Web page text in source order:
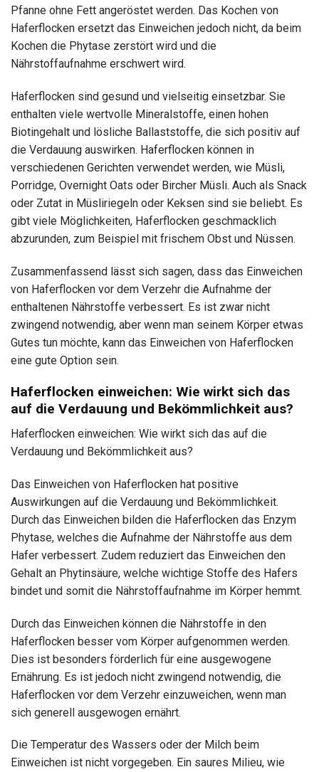
Pfanne ohne Fett angeröstet werden. Das Kochen von
Haferflocken ersetzt das Einweichen jedoch nicht, da beim
Kochen die Phytase zerstört wird und die
Nährstoffaufnahme erschwert wird.
Haferflocken sind gesund und vielseitig einsetzbar. Sie
enthalten viele wertvolle Mineralstoffe, einen hohen
Biotingehalt und lösliche Ballaststoffe, die sich positiv auf
die Verdauung auswirken. Haferflocken können in
verschiedenen Gerichten verwendet werden, wie Müsli,
Porridge, Overnight Oats oder Bircher Müsli. Auch als Snack
oder Zutat in Müsliriegeln oder Keksen sind sie beliebt. Es
gibt viele Möglichkeiten, Haferflocken geschmacklich
abzurunden, zum Beispiel mit frischem Obst und Nüssen.
Zusammenfassend lässt sich sagen, dass das Einweichen
von Haferflocken vor dem Verzehr die Aufnahme der
enthaltenen Nährstoffe verbessert. Es ist zwar nicht
zwingend notwendig, aber wenn man seinem Körper etwas
Gutes tun möchte, kann das Einweichen von Haferflocken
eine gute Option sein.
Haferflocken einweichen: Wie wirkt sich das
auf die Verdauung und Bekömmlichkeit aus?
Haferflocken einweichen: Wie wirkt sich das auf die
Verdauung und Bekömmlichkeit aus?
Das Einweichen von Haferflocken hat positive
Auswirkungen auf die Verdauung und Bekömmlichkeit.
Durch das Einweichen bilden die Haferflocken das Enzym
Phytase, welches die Aufnahme der Nährstoffe aus dem
Hafer verbessert. Zudem reduziert das Einweichen den
Gehalt an Phytinsäure, welche wichtige Stoffe des Hafers
bindet und somit die Nährstoffaufnahme im Körper hemmt.
Durch das Einweichen können die Nährstoffe in den
Haferflocken besser vom Körper aufgenommen werden.
Dies ist besonders förderlich für eine ausgewogene
Ernährung. Es ist jedoch nicht zwingend notwendig, die
Haferflocken vor dem Verzehr einzuweichen, wenn man
sich generell ausgewogen ernährt.
Die Temperatur des Wassers oder der Milch beim
Einweichen ist nicht vorgegeben. Ein saures Milieu, wie